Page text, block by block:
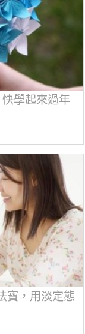
學起來過年
寶，用淡定態